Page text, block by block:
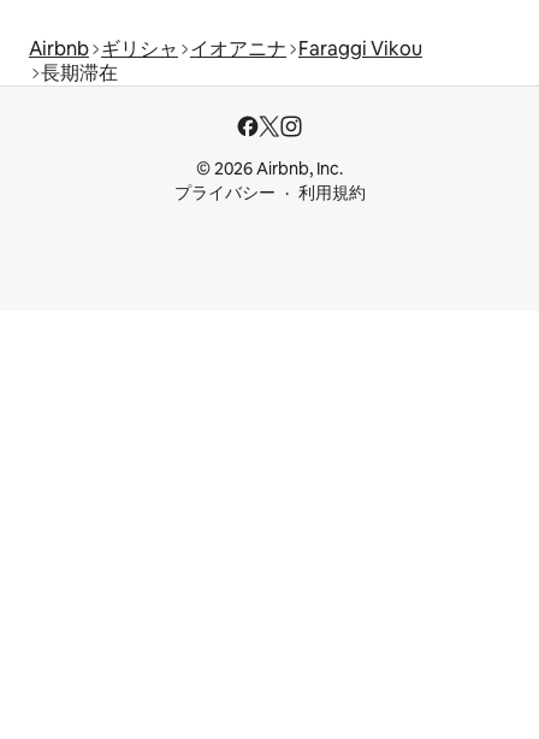
Airbnb ギリシャ イオアニナ Faraggi Vikou
長期滞在
© 2026 Airbnb, Inc.
プライバシー
利用規約